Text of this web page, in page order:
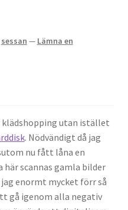
sessan — Lämna en
klädshopping utan istället
. Nödvändigt då jag
nu fått låna en
här scannas gamla bilder
enormt mycket förr så
gå igenom alla negativ